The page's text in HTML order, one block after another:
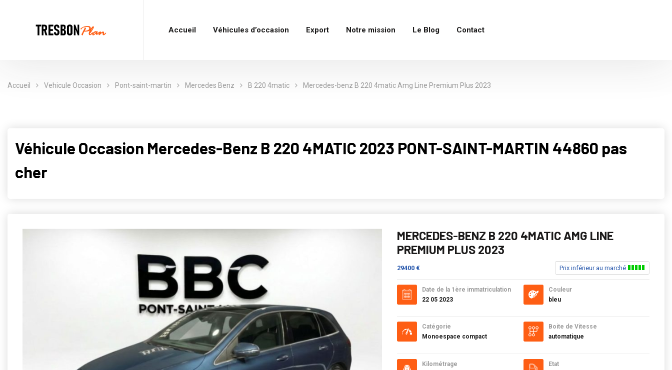
Accueil Véhicules d’occasion Export Notre mission Le Blog Contact
Accueil Vehicule Occasion Pont-saint-martin Mercedes Benz B 220 4matic Mercedes-benz B 220 4matic Amg Line Premium Plus 2023
Véhicule Occasion Mercedes-Benz B 220 4MATIC 2023 PONT-SAINT-MARTIN 44860 pas
cher
MERCEDES-BENZ B 220 4MATIC AMG LINE
PREMIUM PLUS 2023
29400 € Prix inférieur au marché
Date de la 1ère immatriculation
22 05 2023
Catégorie
Monoespace compact
Kilométrage
Couleur
bleu
Boite de Vitesse
automatique
Etat